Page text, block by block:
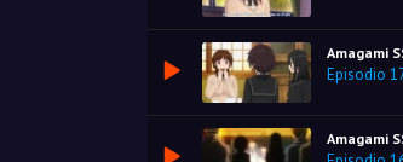
Amagami
Episodio
Amagami